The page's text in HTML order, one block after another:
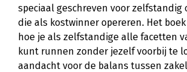
speciaal geschreven voor zelfstandig
die als kostwinner opereren. Het
hoe je als zelfstandige alle facetten
kunt runnen zonder jezelf voorbij te
aandacht voor de balans tussen